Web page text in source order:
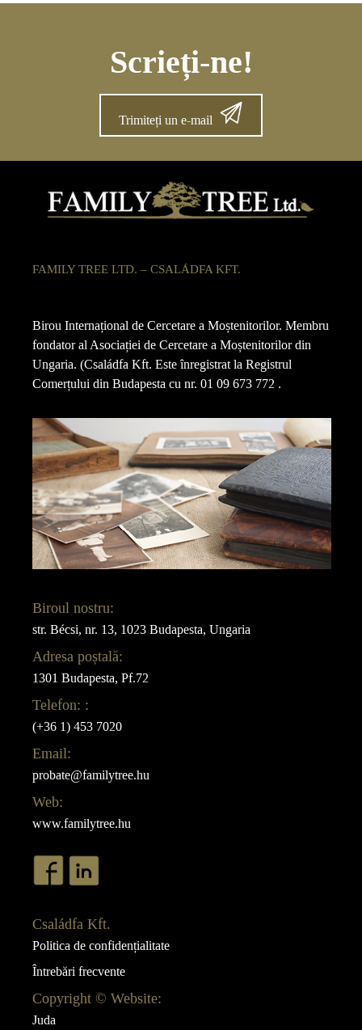
Scrieți-ne!
Trimiteți un e-mail
FAMILY TREE LTD. – CSALÁDFA KFT.
Birou Internațional de Cercetare a Moștenitorilor. Membru
fondator al Asociației de Cercetare a Moștenitorilor din
Ungaria. (Családfa Kft. Este înregistrat la Registrul
Comerțului din Budapesta cu nr. 01 09 673 772 .
Biroul nostru:
str. Bécsi, nr. 13, 1023 Budapesta, Ungaria
Adresa poștală:
1301 Budapesta, Pf.72
Telefon: :
(+36 1) 453 7020
Email:
probate@familytree.hu
Web:
www.familytree.hu
Családfa Kft.
Politica de confidențialitate
Întrebări frecvente
Copyright © Website:
Juda